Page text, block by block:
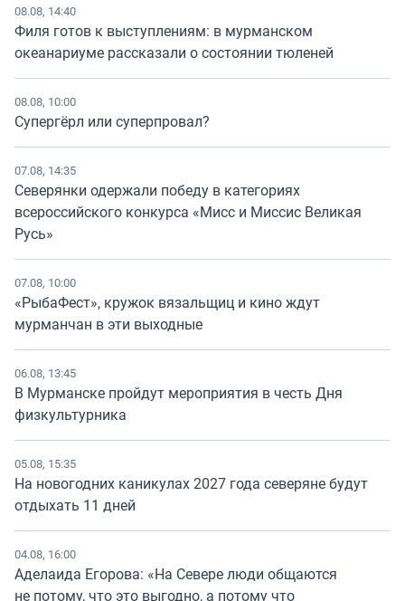
08.08, 14:40
Филя готов к выступлениям: в мурманском
океанариуме рассказали о состоянии тюленей
08.08, 10:00
Супергёрл или суперпровал?
07.08, 14:35
Северянки одержали победу в категориях
всероссийского конкурса «Мисс и Миссис Великая
Русь»
07.08, 10:00
«РыбаФест», кружок вязальщиц и кино ждут
мурманчан в эти выходные
06.08, 13:45
В Мурманске пройдут мероприятия в честь Дня
физкультурника
05.08, 15:35
На новогодних каникулах 2027 года северяне будут
отдыхать 11 дней
04.08, 16:00
Аделаида Егорова: «На Севере люди общаются
не потому, что это выгодно, а потому что